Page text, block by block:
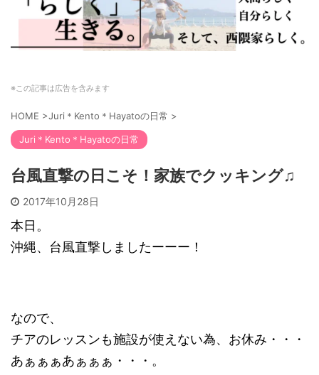
※この記事は広告を含みます
HOME >Juri＊Kento＊Hayatoの日常 >
Juri＊Kento＊Hayatoの日常
台風直撃の日こそ！家族でクッキング♫
2017年10月28日
本日。
沖縄、台風直撃しましたーーー！
なので、
チアのレッスンも施設が使えない為、お休み・・・
あぁぁぁあぁぁぁ・・・。